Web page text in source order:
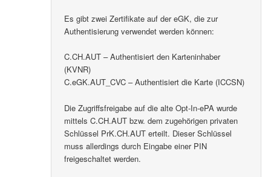
Es gibt zwei Zertifikate auf der eGK, die zur
Authentisierung verwendet werden können:
C.CH.AUT – Authentisiert den Karteninhaber
(KVNR)
C.eGK.AUT_CVC – Authentisiert die Karte (ICCSN)
Die Zugriffsfreigabe auf die alte Opt-In-ePA wurde
mittels C.CH.AUT bzw. dem zugehörigen privaten
Schlüssel PrK.CH.AUT erteilt. Dieser Schlüssel
muss allerdings durch Eingabe einer PIN
freigeschaltet werden.